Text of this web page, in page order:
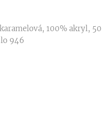
100% akryl, 50
946